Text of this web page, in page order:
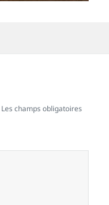
Les champs obligatoires